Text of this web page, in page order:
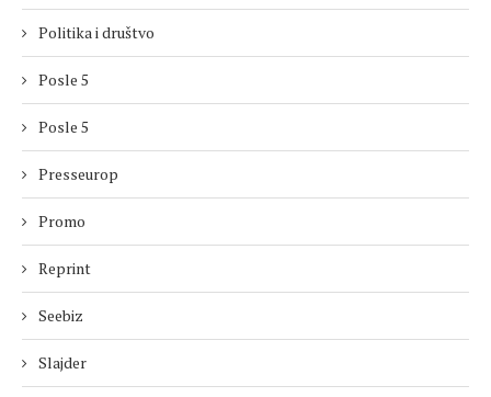
Politika i društvo
Posle 5
Posle 5
Presseurop
Promo
Reprint
Seebiz
Slajder